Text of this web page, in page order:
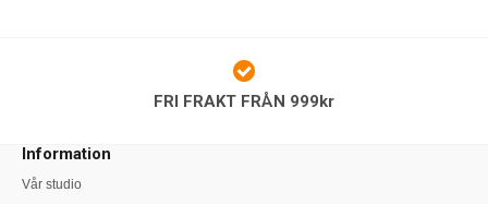
FRI FRAKT FRÅN 999kr
Information
Vår studio